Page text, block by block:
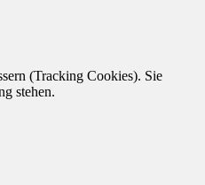
(Tracking Cookies). Sie
stehen.